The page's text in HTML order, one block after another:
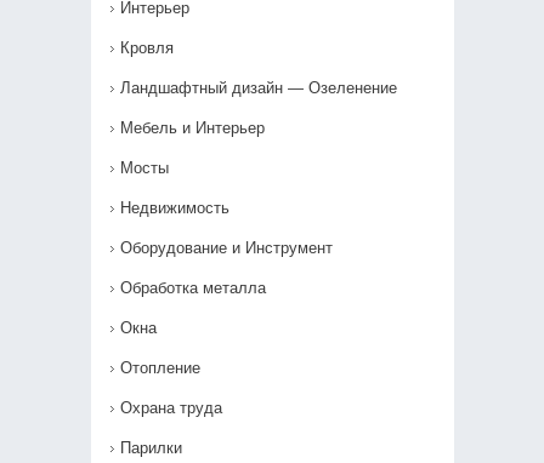
Интерьер
Кровля
Ландшафтный дизайн — Озеленение‎
Мебель и Интерьер
Мосты
Недвижимость
Оборудование и Инструмент
Обработка металла
Окна
Отопление
Охрана труда
Парилки